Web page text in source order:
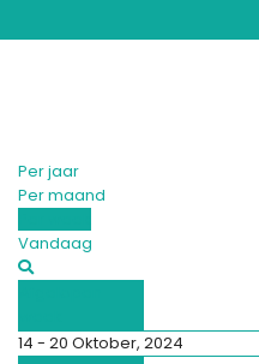
Per jaar
Per maand
Vandaag
14 - 20 Oktober, 2024